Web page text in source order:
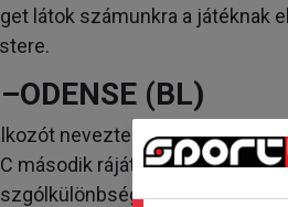
látok számunkra a játéknak
(BL)
nevezte ki az EHF a Hét
második rájátszás-
kikapott a